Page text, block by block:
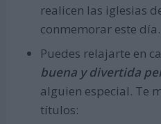
realicen las iglesias
conmemorar este día.
Puedes relajarte en
buena y divertida
alguien especial. Te
títulos: